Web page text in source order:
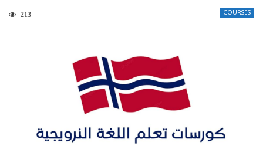
COURSES
213